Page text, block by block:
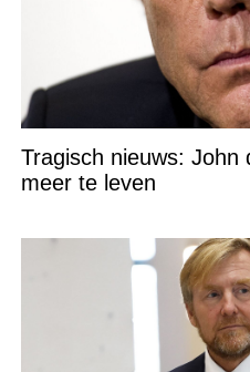
Tragisch nieuws: John
meer te leven